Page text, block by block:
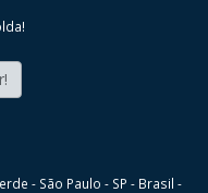
- São Paulo - SP - Brasil -